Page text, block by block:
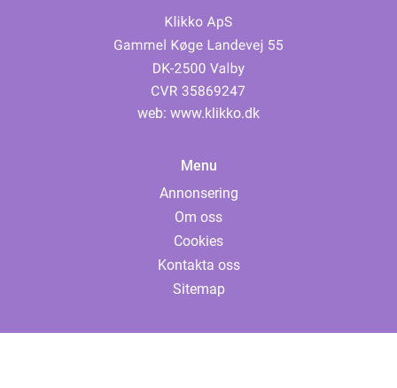
web: www.klikko.dk
Menu
Annonsering
Om oss
Cookies
Kontakta oss
Sitemap